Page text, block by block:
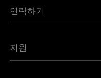
아프리카용 eSIM
모든 목적지 보기
Jeep용 Ubigi
Mini용 Ubigi
Maserati용 Ubigi
언론에 소개된 Ubigi
Ubigi 앱
연락하기
제휴 프로그램
지원